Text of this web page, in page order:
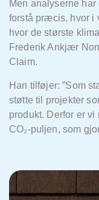
Men analyserne
forstå præcis, hvor i
hvor de største
Frederik Ankjær
Claim.
Han tilføjer: ”Som
støtte til projekter
produkt. Derfor er vi
CO₂-puljen, som